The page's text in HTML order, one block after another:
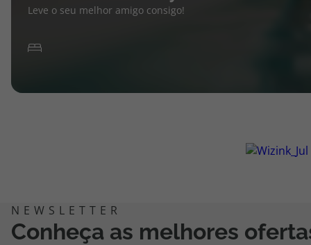
Leve o seu melhor amigo consigo!
Conheça as melhores